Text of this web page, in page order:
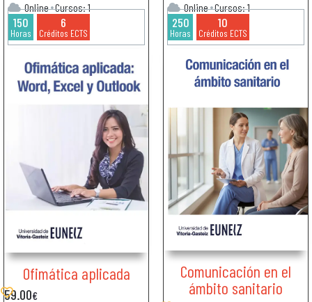
Online Cursos: 1
150
Horas
6
Créditos ECTS
Ofimática aplicada
59.00€
Online Cursos: 1
250
Horas
10
Créditos ECTS
Comunicación en el
ámbito sanitario